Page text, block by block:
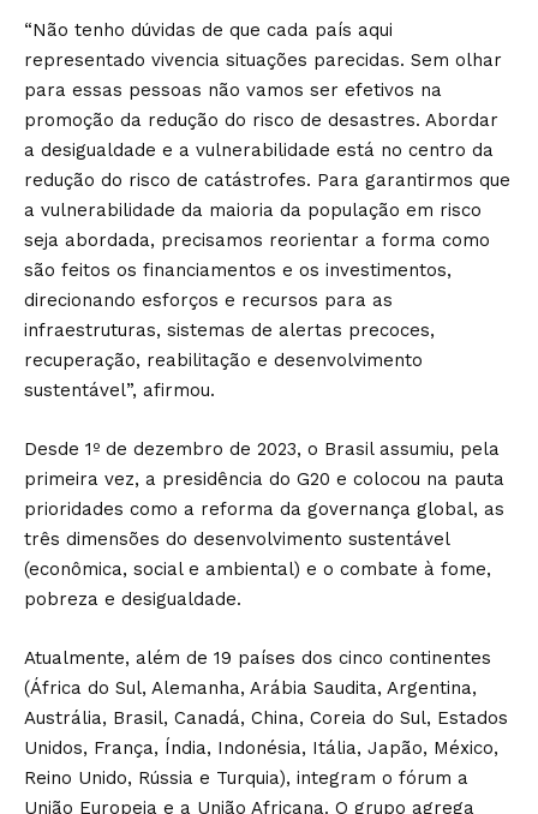
“Não tenho dúvidas de que cada país aqui
representado vivencia situações parecidas. Sem olhar
para essas pessoas não vamos ser efetivos na
promoção da redução do risco de desastres. Abordar
a desigualdade e a vulnerabilidade está no centro da
redução do risco de catástrofes. Para garantirmos que
a vulnerabilidade da maioria da população em risco
seja abordada, precisamos reorientar a forma como
são feitos os financiamentos e os investimentos,
direcionando esforços e recursos para as
infraestruturas, sistemas de alertas precoces,
recuperação, reabilitação e desenvolvimento
sustentável”, afirmou.
Desde 1º de dezembro de 2023, o Brasil assumiu, pela
primeira vez, a presidência do G20 e colocou na pauta
prioridades como a reforma da governança global, as
três dimensões do desenvolvimento sustentável
(econômica, social e ambiental) e o combate à fome,
pobreza e desigualdade.
Atualmente, além de 19 países dos cinco continentes
(África do Sul, Alemanha, Arábia Saudita, Argentina,
Austrália, Brasil, Canadá, China, Coreia do Sul, Estados
Unidos, França, Índia, Indonésia, Itália, Japão, México,
Reino Unido, Rússia e Turquia), integram o fórum a
União Europeia e a União Africana. O grupo agrega